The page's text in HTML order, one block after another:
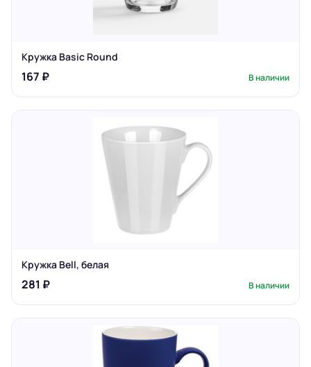
Кружка Basic Round
167 ₽ В наличии
Кружка Bell, белая
281 ₽ В наличии